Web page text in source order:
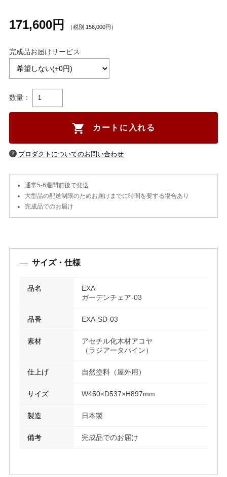
171,600円 （税別 156,000円）
完成品お届けサービス
数量：
カートに入れる
通常5-6週間前後で発送
大型品の配送制限のためお届けまでに時間を要する場合あり
完成品でのお届け
サイズ・仕様
品名
EXA
ガーデンチェア-03
品番 EXA-SD-03
素材
アセチル化木材アコヤ
（ラジアータパイン）
仕上げ 自然塗料（屋外用）
サイズ W450×D537×H897mm
製造 日本製
備考 完成品でのお届け